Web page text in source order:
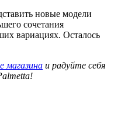
новые модели
сочетания
вариациях. Осталось
магазина и радуйте себя